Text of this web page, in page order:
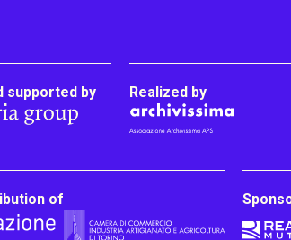
supported by Realized by
of